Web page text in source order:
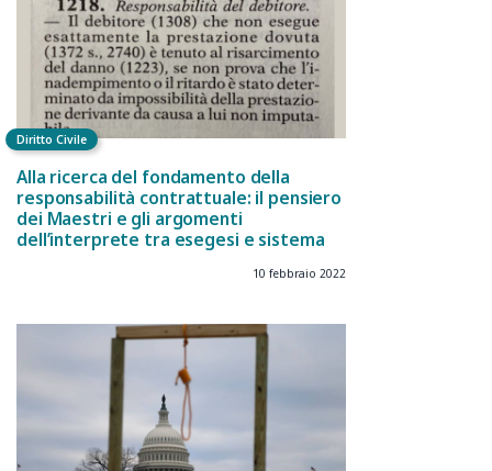
Diritto Civile
Alla ricerca del fondamento della
responsabilità contrattuale: il pensiero
dei Maestri e gli argomenti
dell’interprete tra esegesi e sistema
10 febbraio 2022